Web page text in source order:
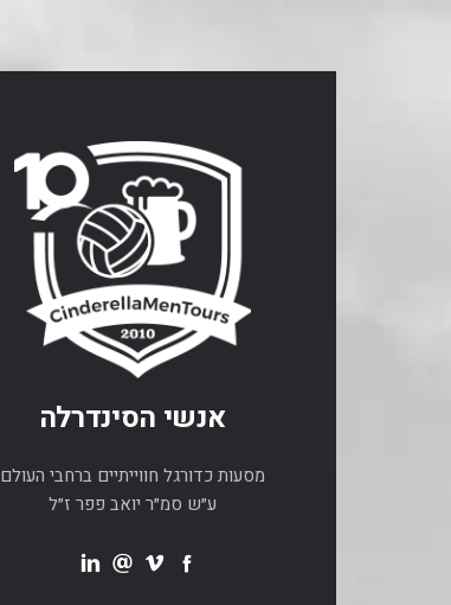
אנשי הסינדרלה
מסעות כדורגל חווייתיים ברחבי העולם
ע״ש סמ״ר יואב פפר ז״ל